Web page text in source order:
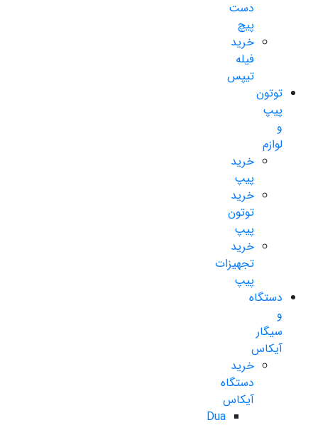
دست
پیچ
خرید
فیله
تیپس
توتون
پیپ
و
لوازم
خرید
پیپ
خرید
توتون
پیپ
خرید
تجهیزات
پیپ
دستگاه
و
سیگار
آیکاس
خرید
دستگاه
آیکاس
Dua